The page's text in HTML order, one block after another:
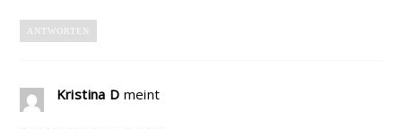
ANTWORTEN
Kristina D meint